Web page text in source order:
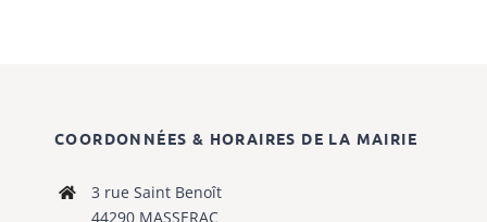
COORDONNÉES & HORAIRES DE LA MAIRIE
3 rue Saint Benoît
44290 MASSERAC